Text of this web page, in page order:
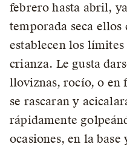
febrero hasta abril,
temporada seca
establecen los
crianza. Le gusta
lloviznas, rocío, o en
se rascaran y
rápidamente
ocasiones, en la